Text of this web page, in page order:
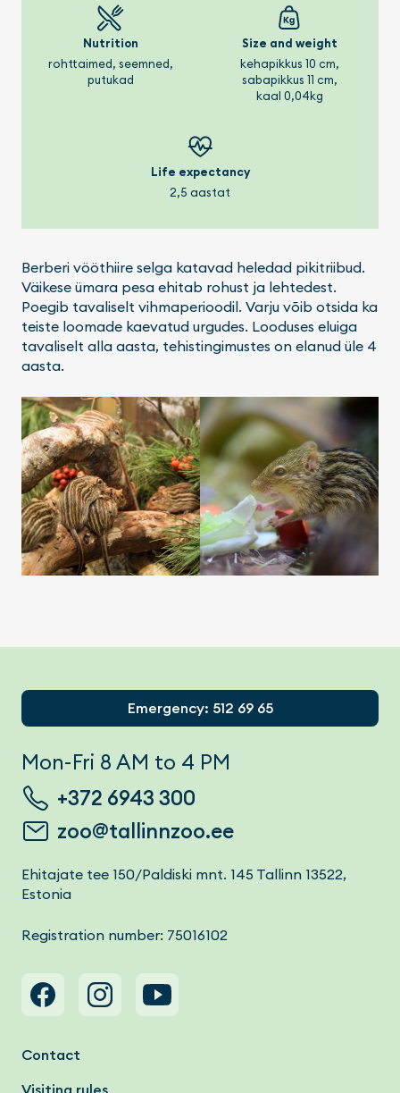
Nutrition
rohttaimed, seemned,
putukad
Size and weight
kehapikkus 10 cm,
sabapikkus 11 cm,
kaal 0,04kg
Life expectancy
2,5 aastat
Berberi vööthiire selga katavad heledad pikitriibud.
Väikese ümara pesa ehitab rohust ja lehtedest.
Poegib tavaliselt vihmaperioodil. Varju võib otsida ka
teiste loomade kaevatud urgudes. Looduses eluiga
tavaliselt alla aasta, tehistingimustes on elanud üle 4
aasta.
Emergency: 512 69 65
Mon-Fri 8 AM to 4 PM
+372 6943 300
zoo@tallinnzoo.ee
Ehitajate tee 150/Paldiski mnt. 145 Tallinn 13522,
Estonia
Registration number: 75016102
Footer menu
Contact